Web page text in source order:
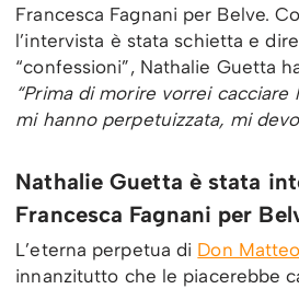
Francesca Fagnani per Belve.
l’intervista è stata schietta e
“confessioni”, Nathalie Guetta
“Prima di morire vorrei cacciare
mi hanno perpetuizzata, mi
Nathalie Guetta è stata
Francesca Fagnani per
L’eterna perpetua di Don Matteo
innanzitutto che le piacerebbe